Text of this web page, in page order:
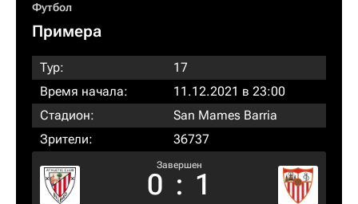
Футбол
Примера
Тур:
17
Время начала:
11.12.2021 в 23:00
Стадион:
San Mames Barria
Зрители:
36737
Завершен
0 : 1